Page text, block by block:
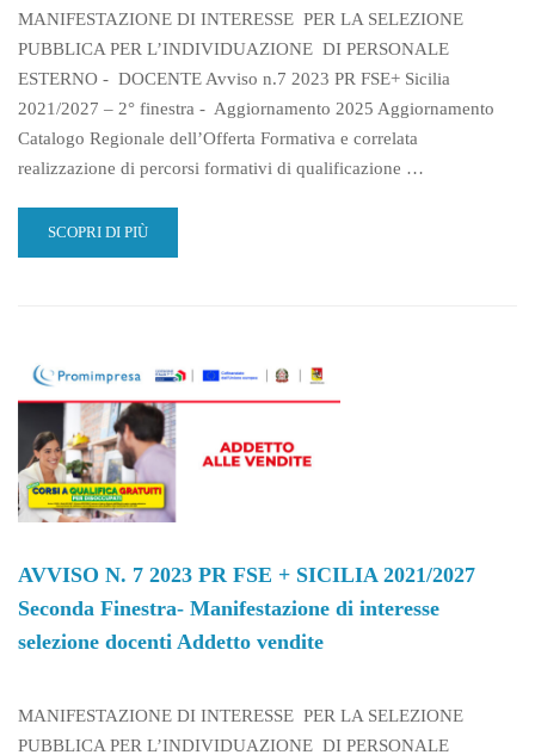
IMPIANTI
CIVILI
MANIFESTAZIONE DI INTERESSE PER LA SELEZIONE
PUBBLICA PER L’INDIVIDUAZIONE DI PERSONALE
ESTERNO - DOCENTE Avviso n.7 2023 PR FSE+ Sicilia
2021/2027 – 2° finestra - Aggiornamento 2025 Aggiornamento
Catalogo Regionale dell’Offerta Formativa e correlata
realizzazione di percorsi formativi di qualificazione …
READ
MORE
2023
PR
FSE
+
SICILIA
2021/2027
SECONDA
MANIFESTAZIONE
INTERESSE
SELEZIONE
AMMINISTRATIVO
SCOPRI DI PIÙ
AVVISO N. 7 2023 PR FSE + SICILIA 2021/2027
Seconda Finestra- Manifestazione di interesse
selezione docenti Addetto vendite
MANIFESTAZIONE DI INTERESSE PER LA SELEZIONE
PUBBLICA PER L’INDIVIDUAZIONE DI PERSONALE